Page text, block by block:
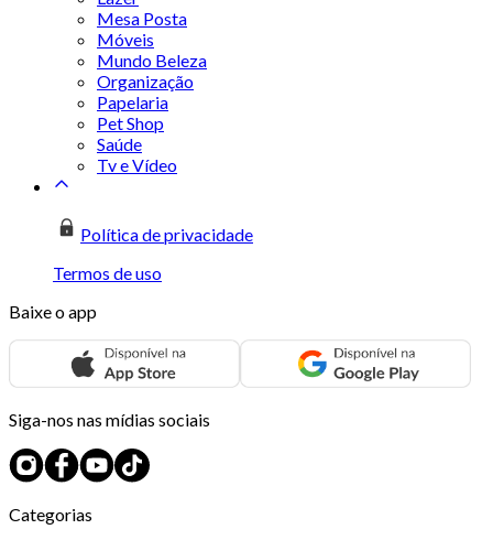
Mesa Posta
Móveis
Mundo Beleza
Organização
Papelaria
Pet Shop
Saúde
Tv e Vídeo
Política de privacidade
Termos de uso
Baixe o app
Siga-nos nas mídias sociais
Categorias